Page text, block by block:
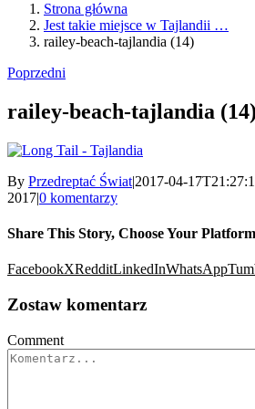
Strona główna
Jest takie miejsce w Tajlandii …
railey-beach-tajlandia (14)
Poprzedni
railey-beach-tajlandia (14)
By Przedreptać Świat|2017-04-
2017|0 komentarzy
Share This Story, Choose Your
FacebookXRedditLinkedInWhatsApp
Zostaw komentarz
Comment